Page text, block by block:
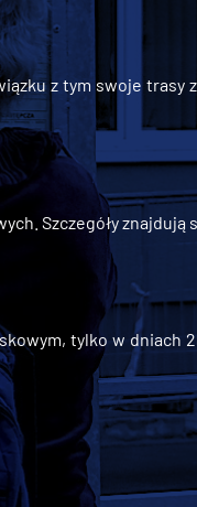
z tym swoje trasy
Szczegóły znajdują
tylko w dniach